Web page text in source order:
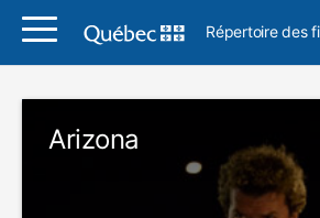
Répertoire des
Arizona